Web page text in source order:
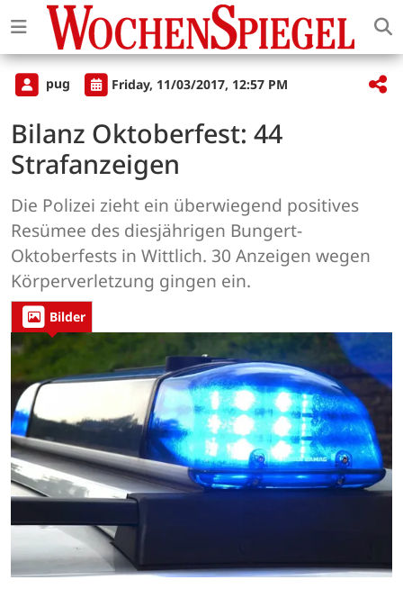
pug Friday, 11/03/2017, 12:57 PM
Bilanz Oktoberfest: 44
Strafanzeigen
Die Polizei zieht ein überwiegend positives
Resümee des diesjährigen Bungert-
Oktoberfests in Wittlich. 30 Anzeigen wegen
Körperverletzung gingen ein.
Bilder